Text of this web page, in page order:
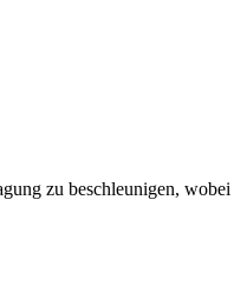
zu beschleunigen, wobei